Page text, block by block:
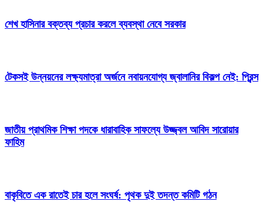
শেখ হাসিনার বক্তব্য প্রচার করলে ব্যবস্থা নেবে সরকার
টেকসই উন্নয়নের লক্ষ্যমাত্রা অর্জনে নবায়নযোগ্য জ্বালানির বিকল্প নেই: প্রিন্স
জাতীয় প্রাথমিক শিক্ষা পদকে ধারাবাহিক সাফল্যে উজ্জ্বল আবিদ সারোয়ার
ফাহিম
বাকৃবিতে এক রাতেই চার হলে সংঘর্ষ: পৃথক দুই তদন্ত কমিটি গঠন